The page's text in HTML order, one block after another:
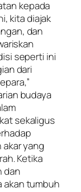
kepada
kita diajak
dan
seperti ini
dari
budaya
sekaligus
akar yang
Ketika
dan
akan tumbuh